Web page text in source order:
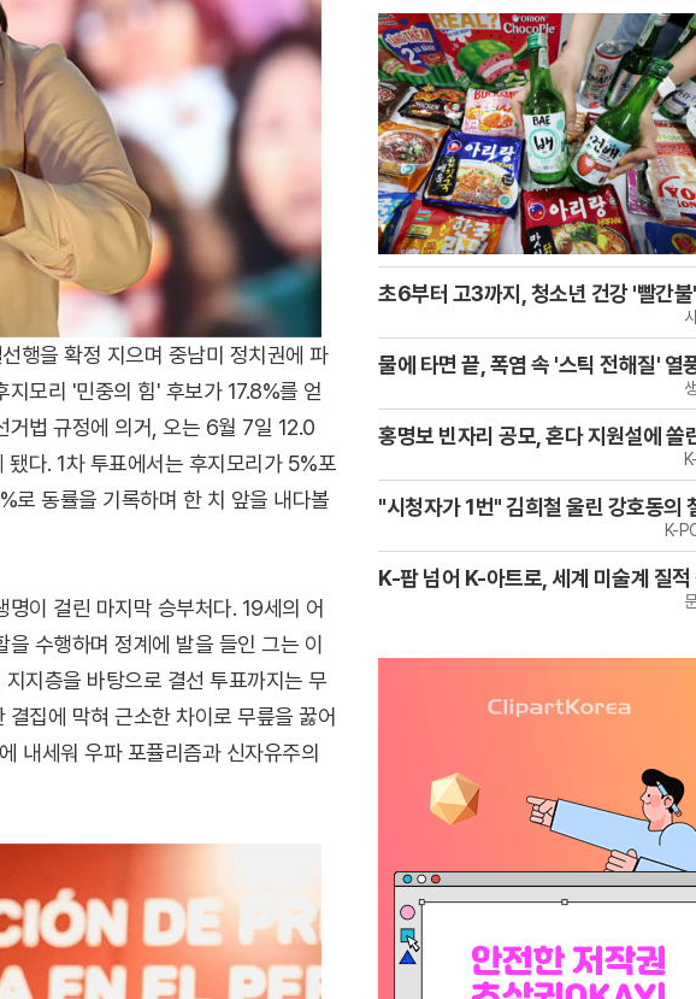
행을 확정 지으며 중남미 정치권에 파
모리 '민중의 힘' 후보가 17.8%를 얻
거법 규정에 의거, 오는 6월 7일 12.0
다. 1차 투표에서는 후지모리가 5%포
로 동률을 기록하며 한 치 앞을 내다볼
이 걸린 마지막 승부처다. 19세의 어
수행하며 정계에 발을 들인 그는 이
지층을 바탕으로 결선 투표까지는 무
집에 막혀 근소한 차이로 무릎을 꿇어
내세워 우파 포퓰리즘과 신자유주의
초6부터 고3까지, 청소년 건강 '빨간불'
물에 타면 끝, 폭염 속 '스틱 전해질' 열
홍명보 빈자리 공모, 혼다 지원설에 쏠
"시청자가 1번" 김희철 울린 강호동의
K-
K-팝 넘어 K-아트로, 세계 미술계 질적